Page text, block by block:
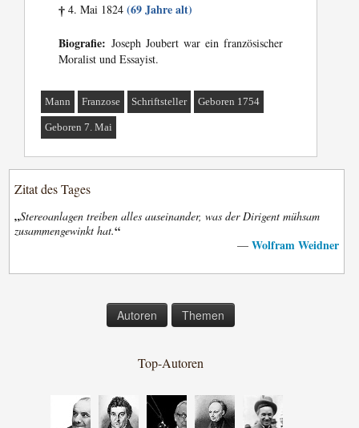
† 4. Mai 1824(69 Jahre alt)
Biografie: Joseph Joubert war ein französischer
Moralist und Essayist.
Mann Franzose Schriftsteller Geboren 1754
Geboren 7. Mai
Zitat des Tages
„Stereoanlagen treiben alles auseinander, was der Dirigent mühsam
zusammengewinkt hat.“
— Wolfram Weidner
Autoren Themen
Top-Autoren